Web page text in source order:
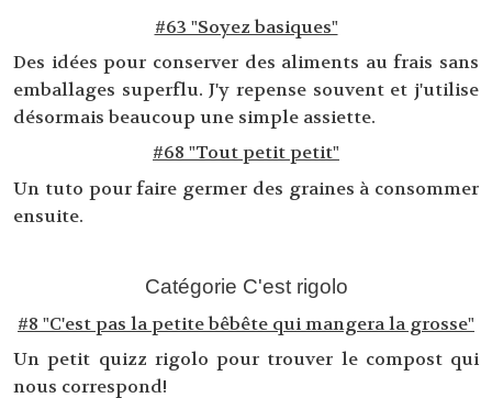
#63 "Soyez basiques"
Des idées pour conserver des aliments au frais sans
emballages superflu. J'y repense souvent et j'utilise
désormais beaucoup une simple assiette.
#68 "Tout petit petit"
Un tuto pour faire germer des graines à consommer
ensuite.
Catégorie C'est rigolo
#8 "C'est pas la petite bêbête qui mangera la grosse"
Un petit quizz rigolo pour trouver le compost qui
nous correspond!